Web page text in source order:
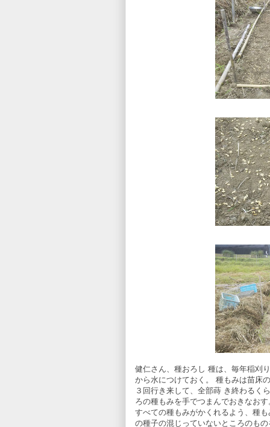
健仁さん、種おろし 種は、毎年稲刈
から水につけておく。 種もみは苗床
３回行き来して、全部蒔 き終わるく
ろの種もみを手でつまんでおきなお
すべての種もみがかくれるよう、種
の種子の混じっていないところのも